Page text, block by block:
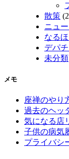
散策
ニュ
なる
デパ
未分類
メモ
座禅のやり
過去のヘッ
気になる店
子供の病気
プライバシ